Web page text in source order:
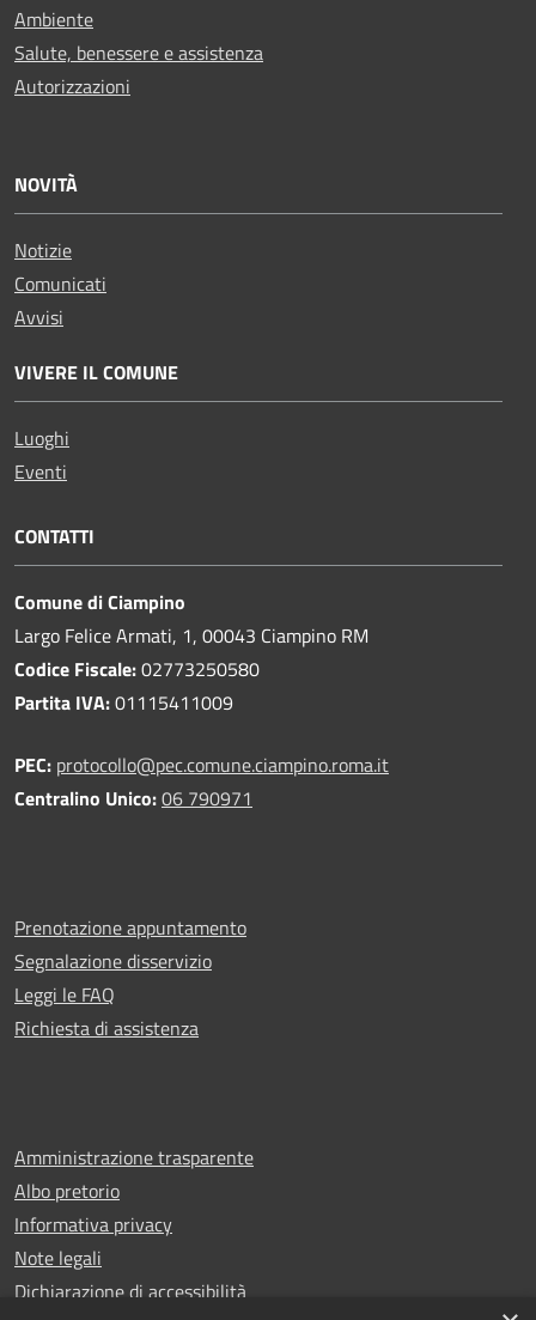
Ambiente
Salute, benessere e assistenza
Autorizzazioni
NOVITÀ
Notizie
Comunicati
Avvisi
VIVERE IL COMUNE
Luoghi
Eventi
CONTATTI
Comune di Ciampino
Largo Felice Armati, 1, 00043 Ciampino RM
Codice Fiscale:02773250580
Partita IVA:01115411009
PEC: protocollo@pec.comune.ciampino.roma.it
Centralino Unico:06 790971
Prenotazione appuntamento
Segnalazione disservizio
Leggi le FAQ
Richiesta di assistenza
Amministrazione trasparente
Albo pretorio
Informativa privacy
Note legali
Dichiarazione di accessibilità